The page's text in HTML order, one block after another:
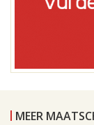
MEER